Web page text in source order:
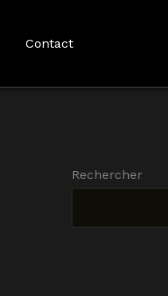
Contact
Rechercher